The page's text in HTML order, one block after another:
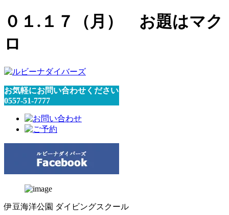
０１.１７（月） お題はマク
ロ
お気軽にお問い合わせください
0557-51-7777
伊豆海洋公園 ダイビングスクール